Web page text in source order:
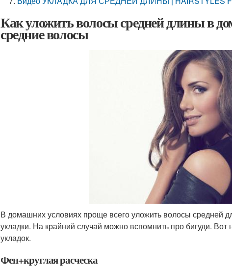
Как уложить волосы средней длины в
средние волосы
В домашних условиях проще всего уложить волосы средней
укладки. На крайний случай можно вспомнить про бигуди.
укладок.
Фен+круглая расческа